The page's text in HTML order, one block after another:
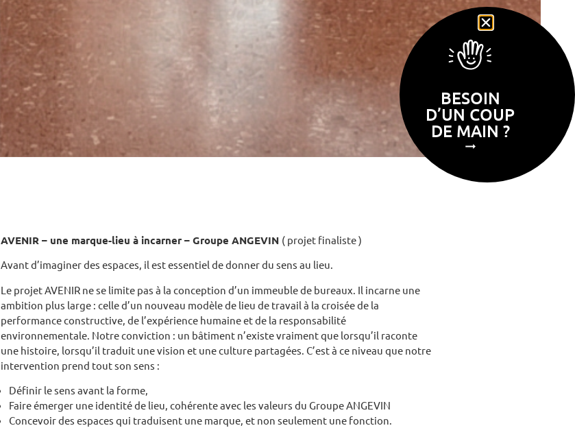
AVENIR – une marque-lieu à incarner – Groupe ANGEVIN ( projet finaliste )
Avant d’imaginer des espaces, il est essentiel de donner du sens au lieu.
Le projet AVENIR ne se limite pas à la conception d’un immeuble de bureaux. Il incarne une
ambition plus large : celle d’un nouveau modèle de lieu de travail à la croisée de la
performance constructive, de l’expérience humaine et de la responsabilité
environnementale. Notre conviction : un bâtiment n’existe vraiment que lorsqu’il raconte
une histoire, lorsqu’il traduit une vision et une culture partagées. C’est à ce niveau que notre
intervention prend tout son sens :
Définir le sens avant la forme,
Faire émerger une identité de lieu, cohérente avec les valeurs du Groupe ANGEVIN
Concevoir des espaces qui traduisent une marque, et non seulement une fonction.
BESOIN
D’UN COUP
DE MAIN ?